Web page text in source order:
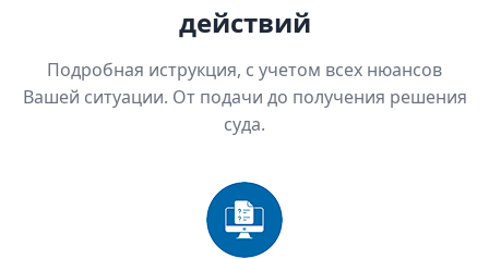
действий
Подробная иструкция, с учетом всех нюансов
Вашей ситуации. От подачи до получения решения
суда.